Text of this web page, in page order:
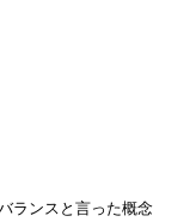
ランスと言った概念